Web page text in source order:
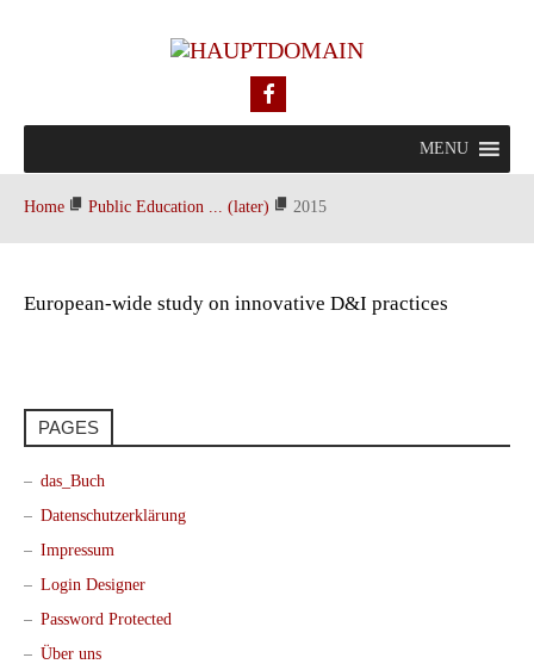
MENU
Home Public Education ... (later) 2015
European-wide study on innovative D&I practices
PAGES
das_Buch
Datenschutzerklärung
Impressum
Login Designer
Password Protected
Über uns